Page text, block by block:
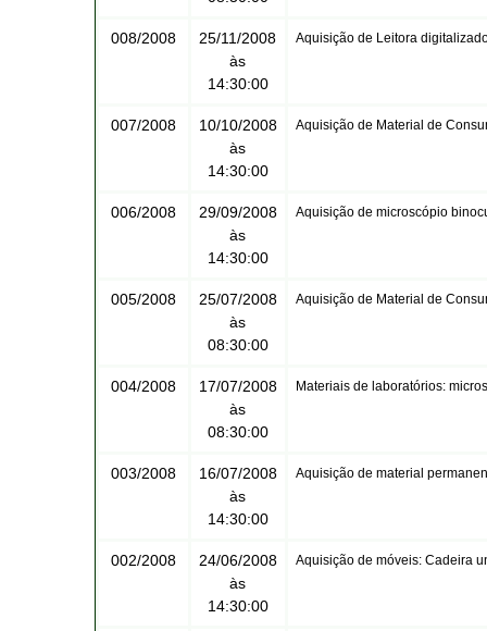
008/2008
25/11/2008
às
14:30:00
Aquisição de Leitora
007/2008
10/10/2008
às
14:30:00
Aquisição de Material de
006/2008
29/09/2008
às
14:30:00
Aquisição de microscópio
005/2008
25/07/2008
às
08:30:00
Aquisição de Material de
004/2008
17/07/2008
às
08:30:00
Materiais de laboratórios:
003/2008
16/07/2008
às
14:30:00
Aquisição de material
002/2008
24/06/2008
às
14:30:00
Aquisição de móveis: Cadeira